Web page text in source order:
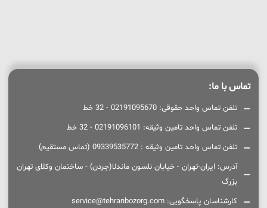
تماس با ما:
تلفن تماس واحد حقوقی: 02191095670 - 32 خط
تلفن تماس واحد تامین وثیقه: 02191096101 - 32 خط
تلفن تماس واحد تامین وثیقه : 09339535772 (تماس مستقیم)
آدرس: ایران-تهران - خیابان نلسون ماندلا(جردن) - ساختمان وکلای تهران
بزرگ
کارشناسان پاسخگویی: service@tehranbozorg.com